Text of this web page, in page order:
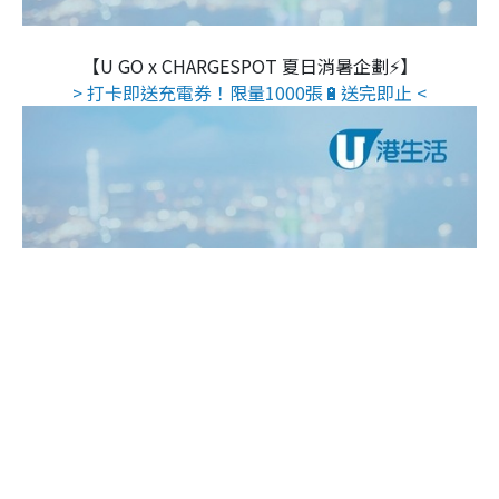
【U GO x CHARGESPOT 夏日消暑企劃⚡】
> 打卡即送充電券！限量1000張🔋送完即止 <